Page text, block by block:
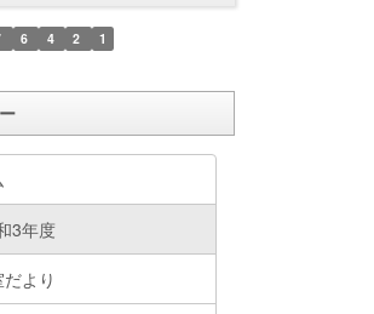
6 4 2 1
3年度
より